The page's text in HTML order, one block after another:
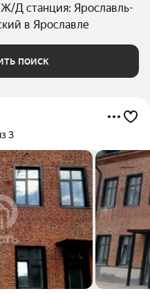
Д станция: Ярославль-
в Ярославле
поиск
3